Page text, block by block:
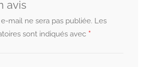
avis
mail ne sera pas publiée. Les
sont indiqués avec *